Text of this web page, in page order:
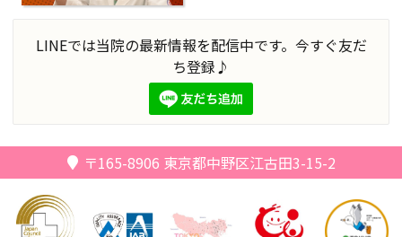
LINEでは当院の最新情報を配信中です。今すぐ友だ
ち登録♪
〒165-8906 東京都中野区江古田3-15-2